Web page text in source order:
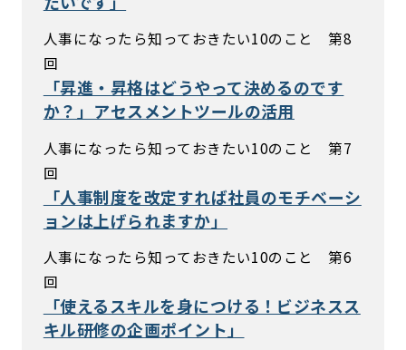
人事になったら知っておきたい10のこと 第8
回
「昇進・昇格はどうやって決めるのです
か？」アセスメントツールの活用
人事になったら知っておきたい10のこと 第7
回
「人事制度を改定すれば社員のモチベーシ
ョンは上げられますか」
人事になったら知っておきたい10のこと 第6
回
「使えるスキルを身につける！ビジネスス
キル研修の企画ポイント」